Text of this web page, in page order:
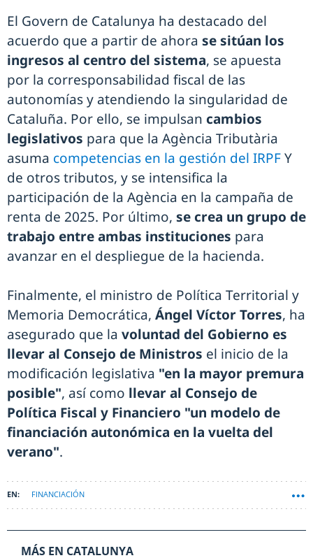
El Govern de Catalunya ha destacado del
acuerdo que a partir de ahora se sitúan los
ingresos al centro del sistema, se apuesta
por la corresponsabilidad fiscal de las
autonomías y atendiendo la singularidad de
Cataluña. Por ello, se impulsan cambios
legislativos para que la Agència Tributària
asuma competencias en la gestión del IRPFY
de otros tributos, y se intensifica la
participación de la Agència en la campaña de
renta de 2025. Por último, se crea un grupo de
trabajo entre ambas instituciones para
avanzar en el despliegue de la hacienda.
Finalmente, el ministro de Política Territorial y
Memoria Democrática, Ángel Víctor Torres, ha
asegurado que la voluntad del Gobierno es
llevar al Consejo de Ministros el inicio de la
modificación legislativa "en la mayor premura
posible", así como llevar al Consejo de
Política Fiscal y Financiero "un modelo de
financiación autonómica en la vuelta del
verano".
FINANCIACIÓN
MÁS EN CATALUNYA